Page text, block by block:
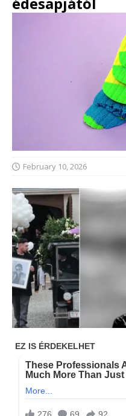
February 10, 2026